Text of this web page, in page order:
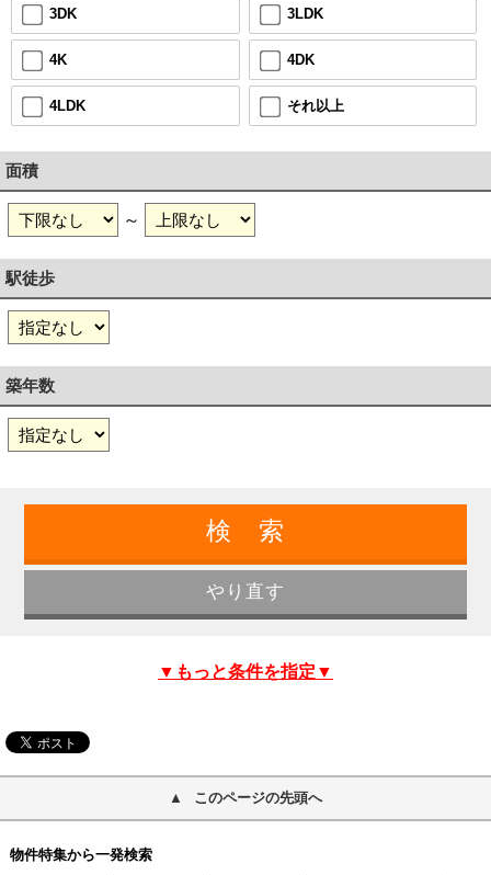
3DK 3LDK
4K 4DK
4LDK それ以上
面積
～
駅徒歩
築年数
▼もっと条件を指定▼
このページの先頭へ
物件特集から一発検索